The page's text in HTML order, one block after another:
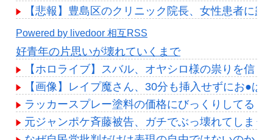
【悲報】豊島区のクリニック院長、女性患者に
Powered by livedoor 相互RSS
好青年の片思いが壊れていくまで
【ホロライブ】スバル、オヤシロ様の祟りを信じ
【画像】レイプ魔さん、30分も挿入せずにお●ぱ
ラッカースプレー塗料の価格にびっくりしてる
元ジャンポケ斉藤被告、ガチでぶっ壊れてしまう